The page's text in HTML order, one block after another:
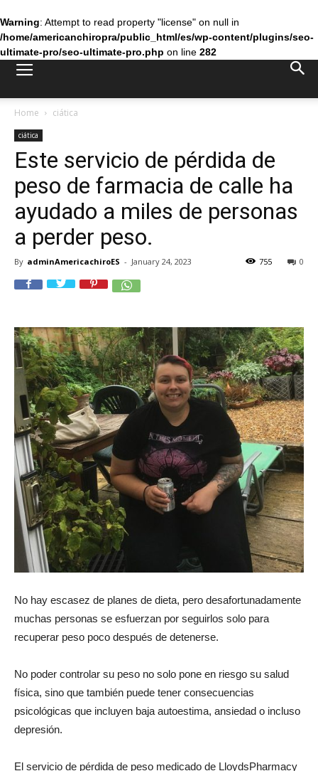
Warning: Attempt to read property "license" on null in
/home/americanchiropra/public_html/es/wp-content/plugins/seo-
ultimate-pro/seo-ultimate-pro.php on line 282
Home ciática
ciática
Este servicio de pérdida de
peso de farmacia de calle ha
ayudado a miles de personas
a perder peso.
By adminAmericachiroES - January 24, 2023 0
755
No hay escasez de planes de dieta, pero desafortunadamente
muchas personas se esfuerzan por seguirlos solo para
recuperar peso poco después de detenerse.
No poder controlar su peso no solo pone en riesgo su salud
física, sino que también puede tener consecuencias
psicológicas que incluyen baja autoestima, ansiedad o incluso
depresión.
El servicio de pérdida de peso medicado de LloydsPharmacy